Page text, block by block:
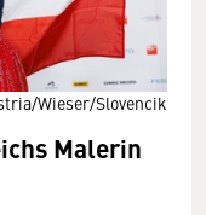
Wieser/Slovencik
Malerin